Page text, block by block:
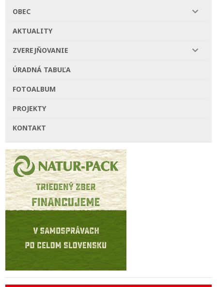
OBEC
AKTUALITY
ZVEREJŇOVANIE
ÚRADNÁ TABUĽA
FOTOALBUM
PROJEKTY
KONTAKT